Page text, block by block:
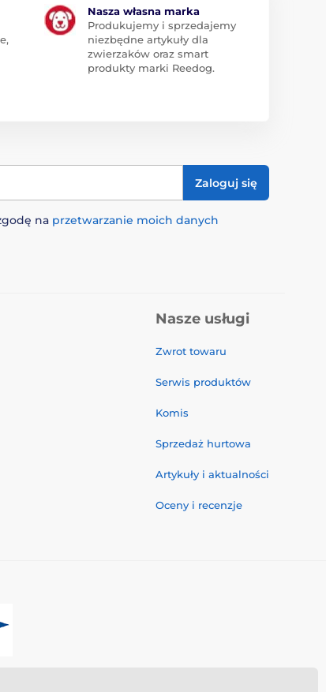
Nasza własna marka
Produkujemy i sprzedajemy
niezbędne artykuły dla
zwierzaków oraz smart
produkty marki Reedog.
Zaloguj się
na przetwarzanie moich danych
Nasze usługi
Zwrot towaru
Serwis produktów
Komis
Sprzedaż hurtowa
Artykuły i aktualności
Oceny i recenzje